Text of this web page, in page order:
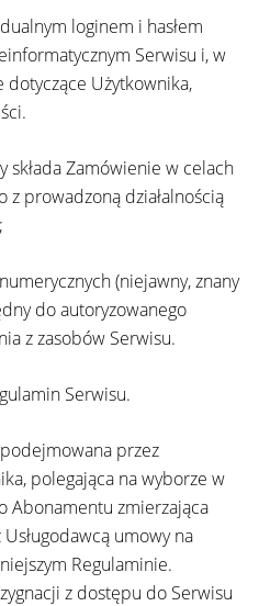
loginem i hasłem
Serwisu i, w
Użytkownika,
składa Zamówienie w celach
prowadzoną działalnością
(niejawny, znany
do autoryzowanego
z zasobów Serwisu.
Serwisu.
przez
polegająca na wyborze w
Abonamentu zmierzająca
umowy na
Regulaminie.
z dostępu do Serwisu